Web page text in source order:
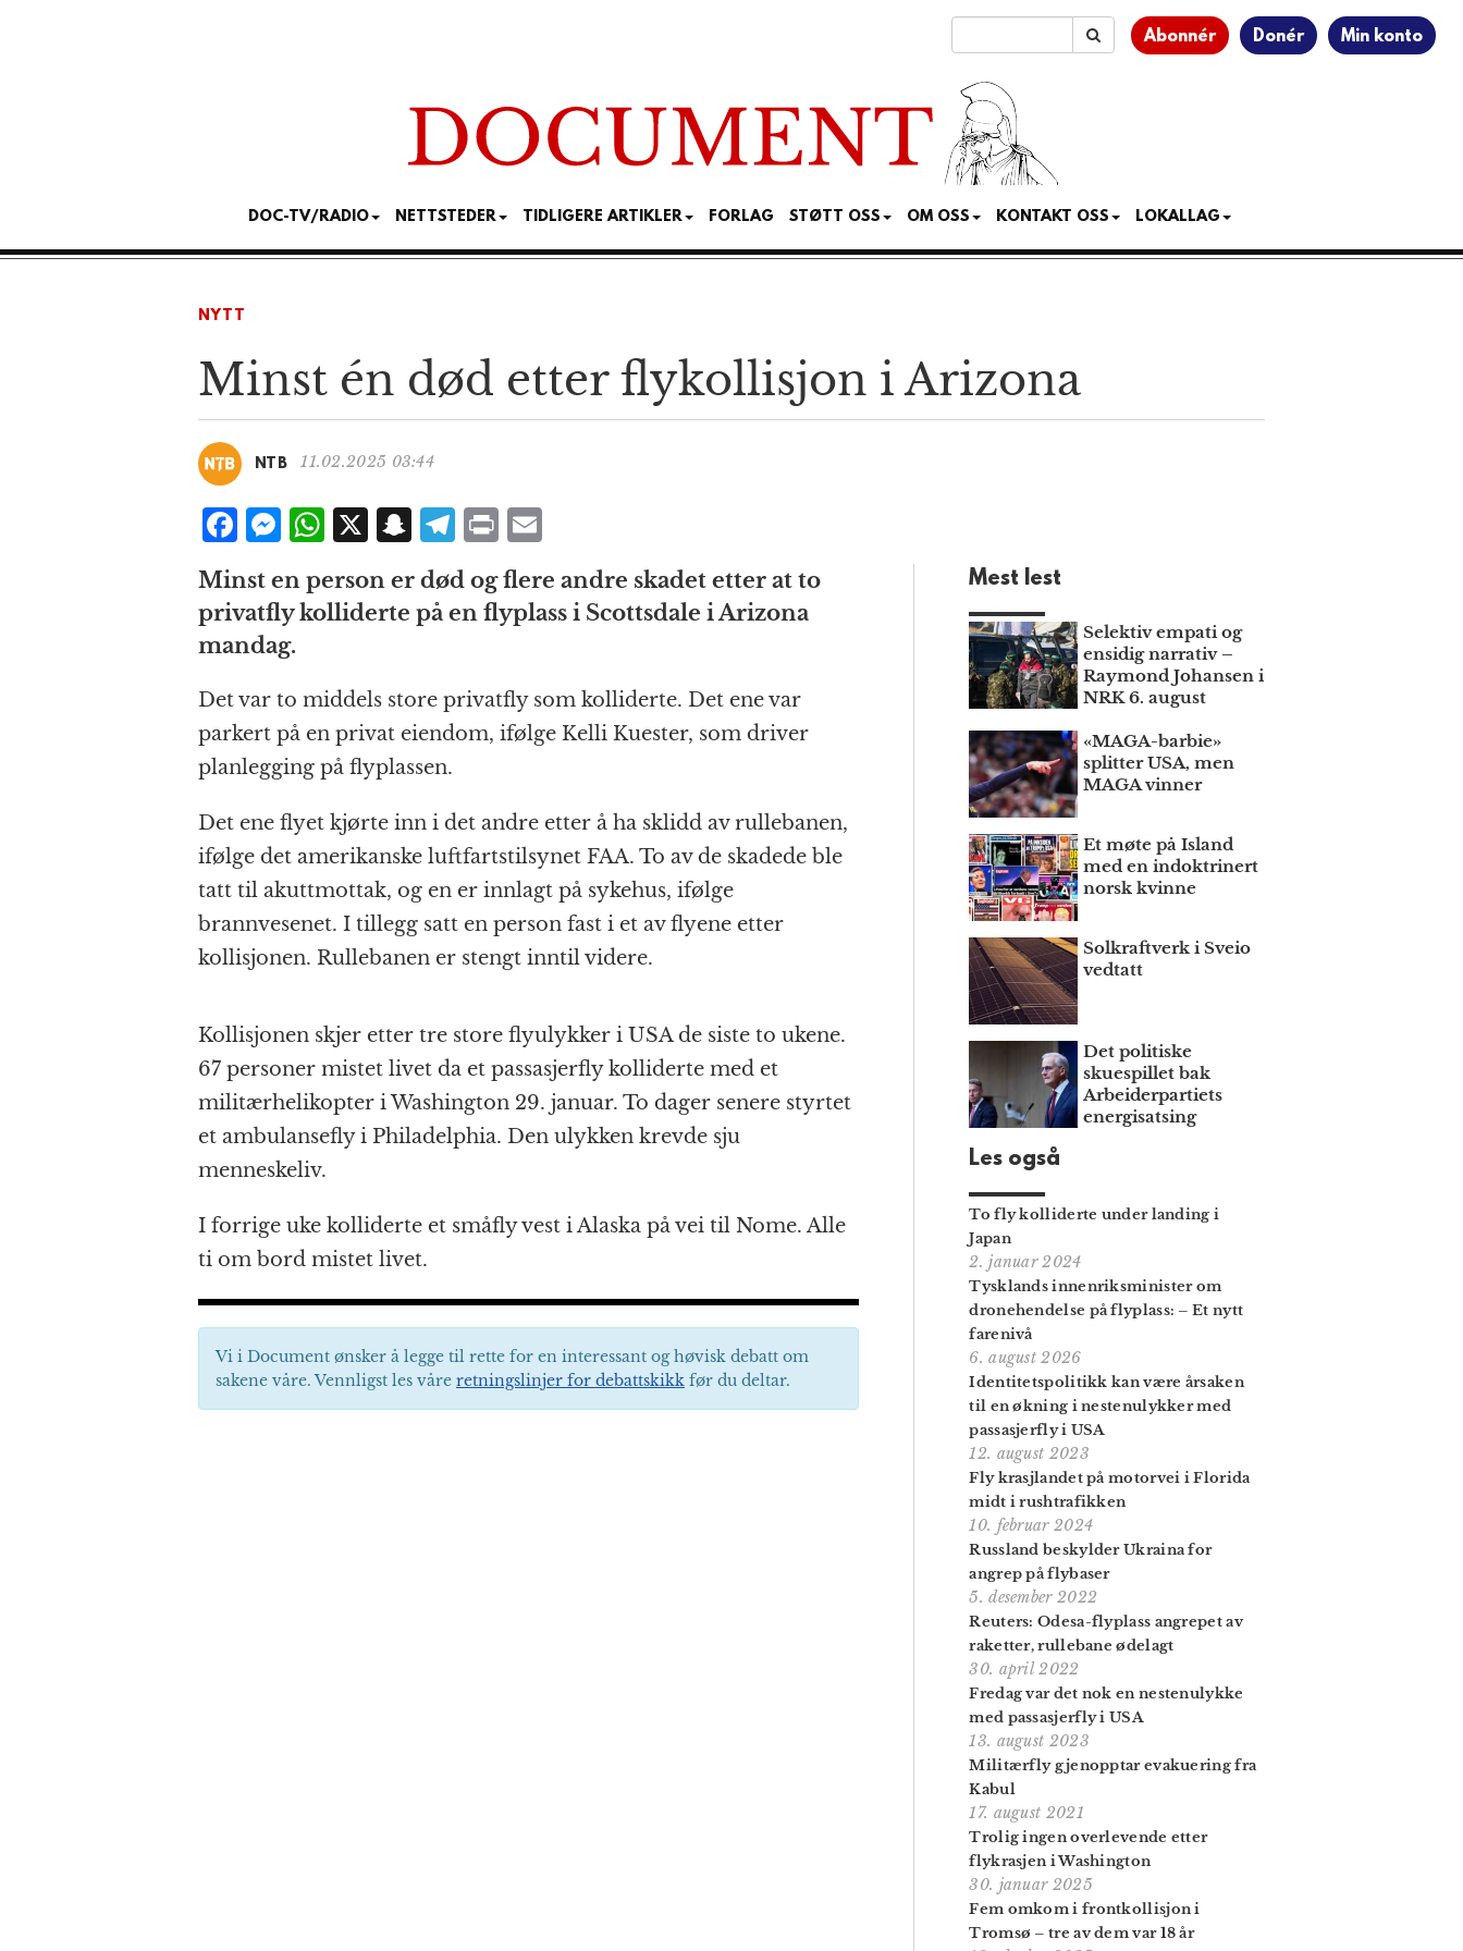
Abonnér Donér Min konto
DOC-TV/RADIO NETTSTEDER TIDLIGERE ARTIKLER FORLAG STØTT OSS OM OSS KONTAKT OSS LOKALLAG
NYTT
Minst én død etter flykollisjon i Arizona
NTB 11.02.2025 03:44
F
c
e
b
o
o
k
M
ss
e
n
g
e
r
W
at
s
p
p
X S
n
a
p
h
at
T
el
e
g
a
m
P
ri
n
t
ai
l
Minst en person er død og flere andre skadet etter at to
privatfly kolliderte på en flyplass i Scottsdale i Arizona
mandag.
Det var to middels store privatfly som kolliderte. Det ene var
parkert på en privat eiendom, ifølge Kelli Kuester, som driver
planlegging på flyplassen.
Det ene flyet kjørte inn i det andre etter å ha sklidd av rullebanen,
ifølge det amerikanske luftfartstilsynet FAA. To av de skadede ble
tatt til akuttmottak, og en er innlagt på sykehus, ifølge
brannvesenet. I tillegg satt en person fast i et av flyene etter
kollisjonen. Rullebanen er stengt inntil videre.
Kollisjonen skjer etter tre store flyulykker i USA de siste to ukene.
67 personer mistet livet da et passasjerfly kolliderte med et
militærhelikopter i Washington 29. januar. To dager senere styrtet
et ambulansefly i Philadelphia. Den ulykken krevde sju
menneskeliv.
I forrige uke kolliderte et småfly vest i Alaska på vei til Nome. Alle
ti om bord mistet livet.
Vi i Document ønsker å legge til rette for en interessant og høvisk debatt om
sakene våre. Vennligst les våre retningslinjer for debattskikk før du deltar.
Mest lest
Selektiv empati og
ensidig narrativ –
Raymond Johansen i
NRK 6. august
«MAGA-barbie»
splitter USA, men
MAGA vinner
Et møte på Island
med en indoktrinert
norsk kvinne
Solkraftverk i Sveio
vedtatt
Det politiske
skuespillet bak
Arbeiderpartiets
energisatsing
Les også
To fly kolliderte under landing i
Japan
2. januar 2024
Tysklands innenriksminister om
dronehendelse på flyplass: – Et nytt
farenivå
6. august 2026
Identitetspolitikk kan være årsaken
til en økning i nestenulykker med
passasjerfly i USA
12. august 2023
Fly krasjlandet på motorvei i Florida
midt i rushtrafikken
10. februar 2024
Russland beskylder Ukraina for
angrep på flybaser
5. desember 2022
Reuters: Odesa-flyplass angrepet av
raketter, rullebane ødelagt
30. april 2022
Fredag var det nok en nestenulykke
med passasjerfly i USA
13. august 2023
Militærfly gjenopptar evakuering fra
Kabul
17. august 2021
Trolig ingen overlevende etter
flykrasjen i Washington
30. januar 2025
Fem omkom i frontkollisjon i
Tromsø – tre av dem var 18 år